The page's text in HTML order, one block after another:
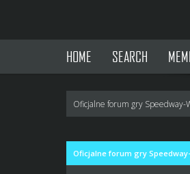
HOME SEARCH
Oficjalne forum gry Speedway-
Oficjalne forum gry